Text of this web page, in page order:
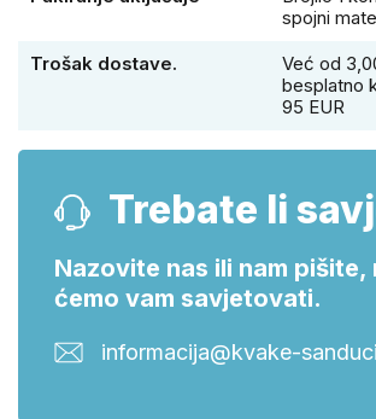
spojni
Trošak dostave.
Već od
besplatno
95 EUR
Trebate li
Nazovite nas ili nam pišite,
ćemo vam savjetovati.
informacija@kvake-